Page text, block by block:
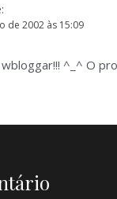
de 2002 às 15:09
^_^ O